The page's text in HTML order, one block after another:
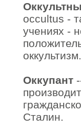
occultus -
учениях -
Оккупант
Сталин.